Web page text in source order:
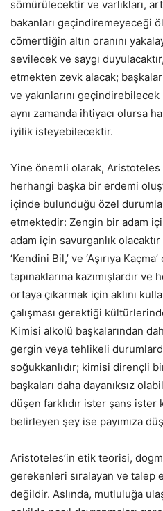
sömürülecektir ve varlıkları,
bakanları geçindiremeyeceği
cömertliğin altın oranını
sevilecek ve saygı
etmekten zevk alacak;
ve yakınlarını
aynı zamanda ihtiyacı olursa
iyilik isteyebilecektir.
Yine önemli olarak,
herhangi başka bir erdemi
içinde bulunduğu özel
etmektedir: Zengin bir adam
adam için savurganlık
‘Kendini Bil,’ ve ‘Aşırıya
tapınaklarına kazımışlardır
ortaya çıkarmak için aklını
çalışması gerektiği
Kimisi alkolü başkalarından
gergin veya tehlikeli
soğukkanlıdır; kimisi dirençli
başkaları daha dayanıksız
düşen farklıdır ister şans
belirleyen şey ise payımıza
Aristoteles’in etik teorisi,
gerekenleri sıralayan ve talep
değildir. Aslında, mutluluğa